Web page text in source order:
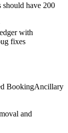
should have 200
with
fixes
BookingAncillary
and